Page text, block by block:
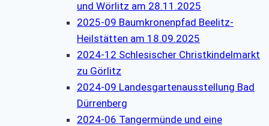
und Wörlitz am 28.11.2025
2025-09 Baumkronenpfad Beelitz-
Heilstätten am 18.09.2025
2024-12 Schlesischer Christkindelmarkt
zu Görlitz
2024-09 Landesgartenausstellung Bad
Dürrenberg
2024-06 Tangermünde und eine